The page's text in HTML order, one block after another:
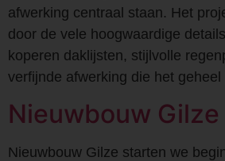
afwerking centraal staan. Het
door de vele hoogwaardige
koperen daklijsten, stijlvolle
verfijnde afwerking die het
Nieuwbouw Gilze
Nieuwbouw Gilze starten we